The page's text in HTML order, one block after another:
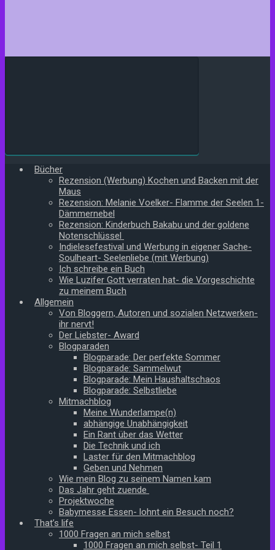
Bücher
Rezension (Werbung) Kochen und Backen mit der
Maus
Rezension: Melanie Voelker- Flamme der Seelen 1-
Dämmernebel
Rezension: Kinderbuch Bakabu und der goldene
Notenschlüssel
Indielesefestival und Werbung in eigener Sache-
Soulheart- Seelenliebe (mit Werbung)
Ich schreibe ein Buch
Wie Luzifer Gott verraten hat- die Vorgeschichte
zu meinem Buch
Allgemein
Von Bloggern, Autoren und sozialen Netzwerken-
ihr nervt!
Der Liebster- Award
Blogparaden
Blogparade: Der perfekte Sommer
Blogparade: Sammelwut
Blogparade: Mein Haushaltschaos
Blogparade: Selbstliebe
Mitmachblog
Meine Wunderlampe(n)
abhängige Unabhängigkeit
Ein Rant über das Wetter
Die Technik und ich
Laster für den Mitmachblog
Geben und Nehmen
Wie mein Blog zu seinem Namen kam
Das Jahr geht zuende
Projektwoche
Babymesse Essen- lohnt ein Besuch noch?
That’s life
1000 Fragen an mich selbst
1000 Fragen an mich selbst- Teil 1